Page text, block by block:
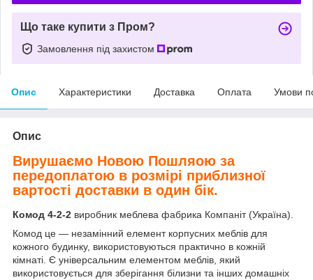
Що таке купити з Пром?
Замовлення під захистом
Опис Характеристики Доставка Оплата Умови
Опис
Вирушаємо Новою Пошляою за
передоплатою в розмірі приблизної
вартості доставки в один бік.
Комод 4-2-2 виробник меблева фабрика Компаніт (Україна).
Комод це — незамінний елемент корпусних меблів для
кожного будинку, використовуються практично в кожній
кімнаті. Є універсальним елементом меблів, який
використовується для зберігання білизни та інших домашніх